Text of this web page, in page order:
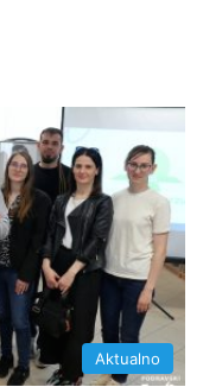
Aktualno